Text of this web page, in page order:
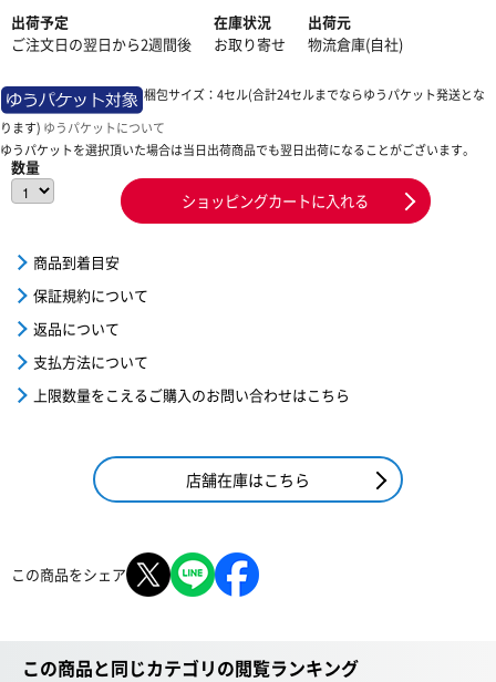
出荷予定
ご注文日の翌日から2週間後
在庫状況
お取り寄せ
出荷元
物流倉庫(自社)
梱包サイズ：4セル(合計24セルまでならゆうパケット発送とな
ります) ゆうパケットについて
ゆうパケットを選択頂いた場合は当日出荷商品でも翌日出荷になることがございます。
数量
ショッピングカートに入れる
商品到着目安
保証規約について
返品について
支払方法について
上限数量をこえるご購入のお問い合わせはこちら
店舗在庫はこちら
この商品をシェア
この商品と同じカテゴリの閲覧ランキング